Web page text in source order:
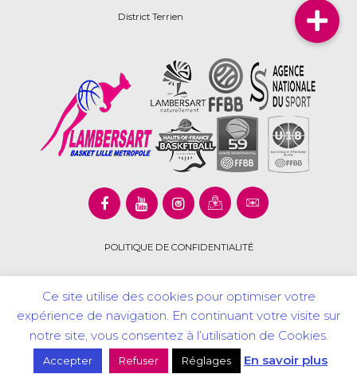
District Terrien
POLITIQUE DE CONFIDENTIALITÉ
Copyright © 2020 Lambersart Basket Lille Métropôle. Tous
droits réservés.
Ce site utilise des cookies pour optimiser votre
expérience de navigation. En continuant votre visite sur
notre site, vous consentez à l’utilisation de Cookies.
Accepter Refuser Réglages En savoir plus